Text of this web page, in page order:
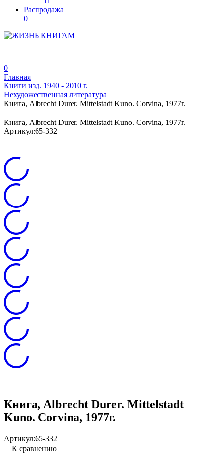
Распродажа
0
0
Главная
Книги изд. 1940 - 2010 г.
Нехудожественная литература
Книга, Albrecht Durer. Mittelstadt Kuno. Corvina, 1977г.
Книга, Albrecht Durer. Mittelstadt Kuno. Corvina, 1977г.
Артикул:65-332
Книга, Albrecht Durer. Mittelstadt
Kuno. Corvina, 1977г.
Артикул:65-332
К сравнению